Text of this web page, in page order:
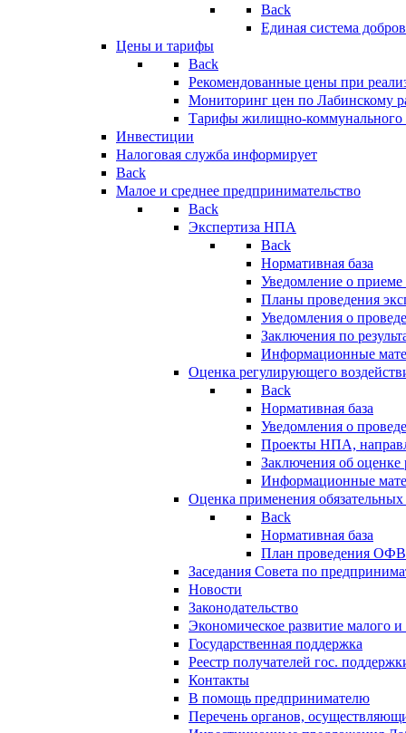
Back
Единая система
Цены и тарифы
Back
Рекомендованные цены при
Мониторинг цен по Лабинскому
Тарифы жилищно-коммунального
Инвестиции
Налоговая служба информирует
Back
Малое и среднее предпринимательство
Back
Экспертиза НПА
Back
Нормативная база
Уведомление о
Планы проведения
Уведомления о
Заключения по
Информационные
Оценка регулирующего
Back
Нормативная база
Уведомления о
Проекты НПА,
Заключения об
Информационные
Оценка применения
Back
Нормативная база
План проведения
Заседания Совета по
Новости
Законодательство
Экономическое развитие малого и
Государственная поддержка
Реестр получателей гос.
Контакты
В помощь предпринимателю
Перечень органов,